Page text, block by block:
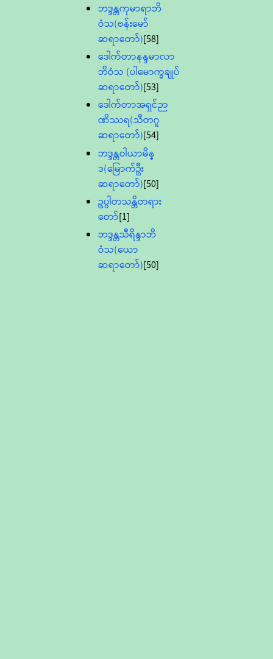
ဘဒ္ဒန္တကုမာရာဘိ
ဝံသ(ဗန်းမော်
ဆရာတော်)[58]
ဒေါက်တာနန္ဒမာလာ
ဘိဝံသ (ပါမောက္ခချုပ်
ဆရာတော်)[53]
ဒေါက်တာအရှင်ဉာ
ဏိဿရ(သီတဂူ
ဆရာတော်)[54]
ဘဒ္ဒန္တဝါယာမိန္
ဒ(မြောက်ဦး
ဆရာတော်)[50]
ဥပ္ပါတသန္တိတရား
တော်[1]
ဘဒ္ဒန္တသီရိန္ဒာဘိ
ဝံသ(ယော
ဆရာတော်)[50]